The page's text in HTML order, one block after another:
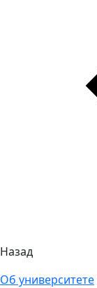
Назад
Об университете